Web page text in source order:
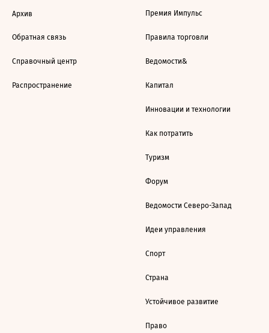
Архив
Обратная связь
Справочный центр
Распространение
Премия Импульс
Правила торговли
Ведомости&
Капитал
Инновации и технологии
Как потратить
Туризм
Форум
Ведомости Северо-Запад
Идеи управления
Спорт
Страна
Устойчивое развитие
Право